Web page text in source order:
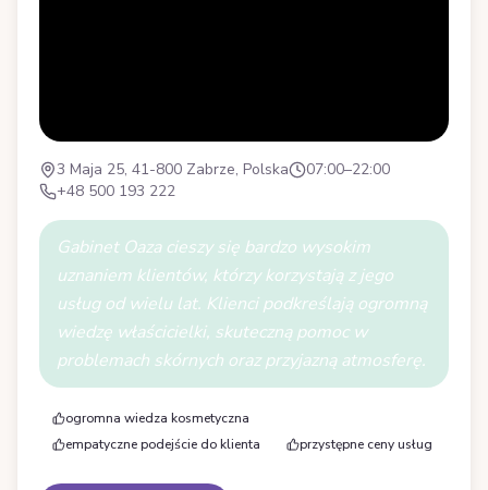
3 Maja 25, 41-800 Zabrze, Polska
07:00–22:00
+48 500 193 222
Gabinet Oaza cieszy się bardzo wysokim
uznaniem klientów, którzy korzystają z jego
usług od wielu lat. Klienci podkreślają ogromną
wiedzę właścicielki, skuteczną pomoc w
problemach skórnych oraz przyjazną atmosferę.
ogromna wiedza kosmetyczna
empatyczne podejście do klienta
przystępne ceny usług